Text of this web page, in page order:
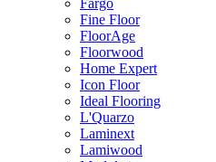
Fine Floor
FloorAge
Floorwood
Home Expert
Icon Floor
Ideal Flooring
L'Quarzo
Laminext
Lamiwood